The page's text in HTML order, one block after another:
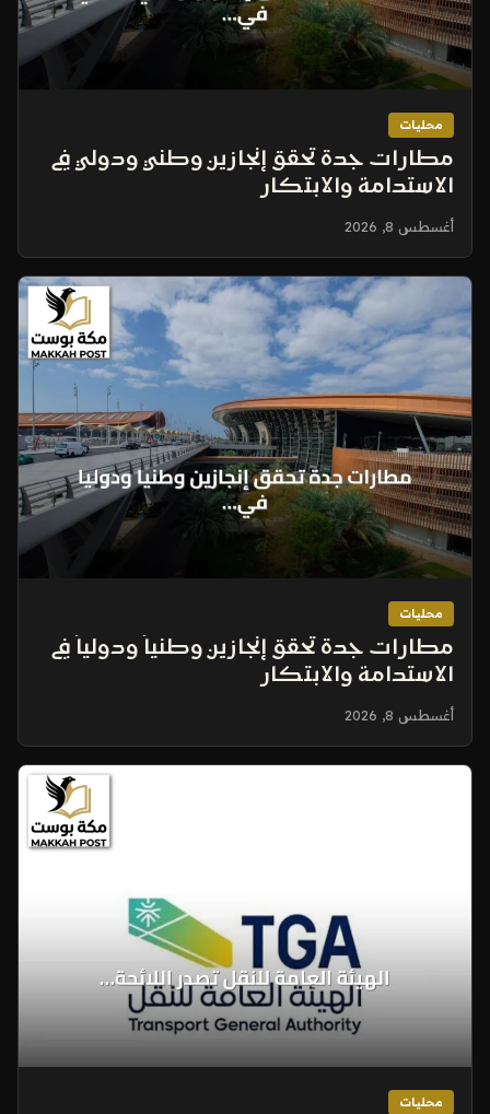
محليات
مطارات جدة تحقق إنجازين وطني ودولي في
الاستدامة والابتكار
أغسطس 8, 2026
محليات
مطارات جدة تحقق إنجازين وطنياً ودولياً في
الاستدامة والابتكار
أغسطس 8, 2026
محليات